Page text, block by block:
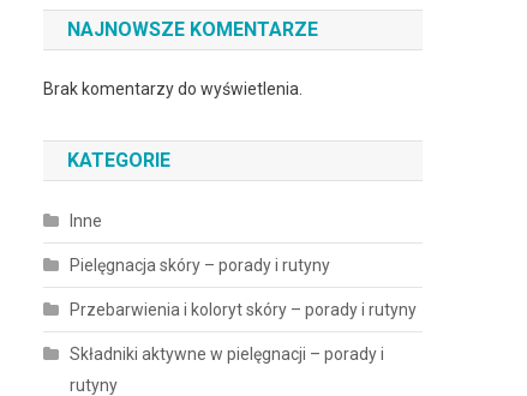
NAJNOWSZE KOMENTARZE
Brak komentarzy do wyświetlenia.
KATEGORIE
Inne
Pielęgnacja skóry – porady i rutyny
Przebarwienia i koloryt skóry – porady i rutyny
Składniki aktywne w pielęgnacji – porady i
rutyny